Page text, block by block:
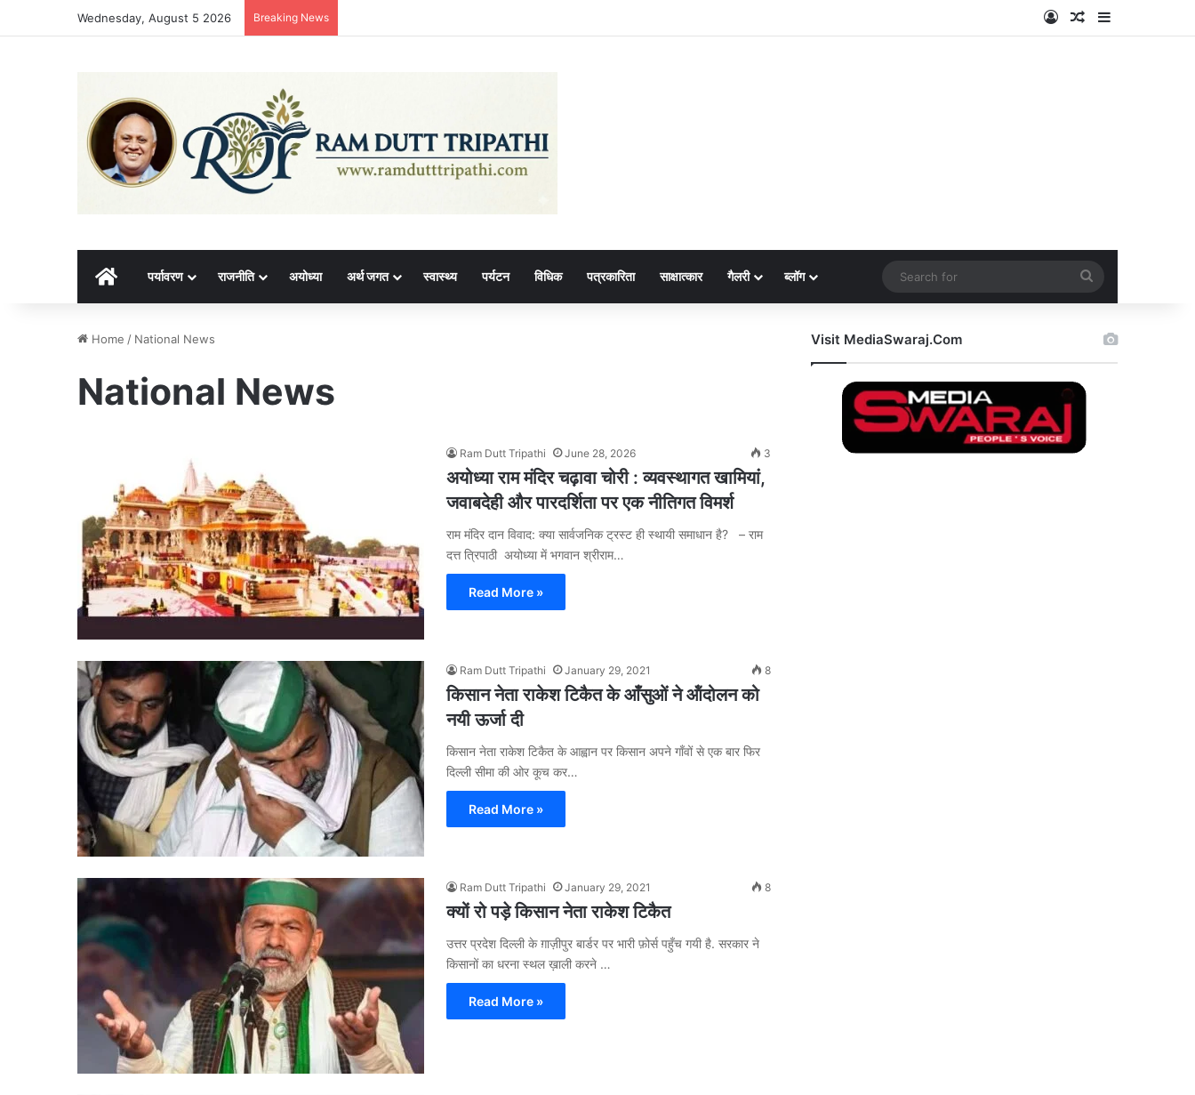
Wednesday, August 5 2026 Breaking News Log InRandom Article
Sidebar
होम पर्यावरण राजनीति अयोध्या अर्थ जगत स्वास्थ्य पर्यटन विधिक पत्रकारिता साक्षात्कार गैलरी ब्लॉग
for
Home / National News
National News
Ram Dutt Tripathi June 28, 2026 3
अयोध्या राम मंदिर चढ़ावा चोरी : व्यवस्थागत खामियां,
जवाबदेही और पारदर्शिता पर एक नीतिगत विमर्श
राम मंदिर दान विवाद: क्या सार्वजनिक ट्रस्ट ही स्थायी समाधान है? – राम
दत्त त्रिपाठी अयोध्या में भगवान श्रीराम…
Read More »
Ram Dutt Tripathi January 29, 2021 8
किसान नेता राकेश टिकैत के आँसुओं ने ऑंदोलन को
नयी ऊर्जा दी
किसान नेता राकेश टिकैत के आह्वान पर किसान अपने गाँवों से एक बार फिर
दिल्ली सीमा की ओर कूच कर…
Read More »
Ram Dutt Tripathi January 29, 2021 8
क्यों रो पड़े किसान नेता राकेश टिकैत
उत्तर प्रदेश दिल्ली के ग़ाज़ीपुर बार्डर पर भारी फ़ोर्स पहुँच गयी है. सरकार ने
किसानों का धरना स्थल ख़ाली करने …
Read More »
Visit MediaSwaraj.Com